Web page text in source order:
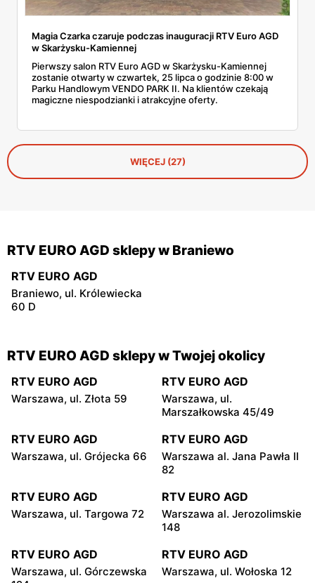
Magia Czarka czaruje podczas inauguracji RTV Euro AGD
w Skarżysku-Kamiennej
Pierwszy salon RTV Euro AGD w Skarżysku-Kamiennej
zostanie otwarty w czwartek, 25 lipca o godzinie 8:00 w
Parku Handlowym VENDO PARK II. Na klientów czekają
magiczne niespodzianki i atrakcyjne oferty.
WIĘCEJ (27)
RTV EURO AGD sklepy w Braniewo
RTV EURO AGD
Braniewo, ul. Królewiecka
60 D
RTV EURO AGD sklepy w Twojej okolicy
RTV EURO AGD
Warszawa, ul. Złota 59
RTV EURO AGD
Warszawa, ul.
Marszałkowska 45/49
RTV EURO AGD
Warszawa, ul. Grójecka 66
RTV EURO AGD
Warszawa al. Jana Pawła II
82
RTV EURO AGD
Warszawa, ul. Targowa 72
RTV EURO AGD
Warszawa al. Jerozolimskie
148
RTV EURO AGD
Warszawa, ul. Górczewska
RTV EURO AGD
Warszawa, ul. Wołoska 12